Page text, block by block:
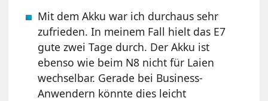
Mit dem Akku war ich durchaus sehr
zufrieden. In meinem Fall hielt das E7
gute zwei Tage durch. Der Akku ist
ebenso wie beim N8 nicht für Laien
wechselbar. Gerade bei Business-
Anwendern könnte dies leicht